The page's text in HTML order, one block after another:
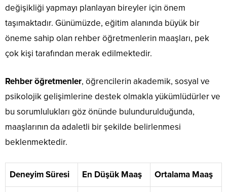
değişikliği yapmayı planlayan bireyler için önem
taşımaktadır. Günümüzde, eğitim alanında büyük bir
öneme sahip olan rehber öğretmenlerin maaşları, pek
çok kişi tarafından merak edilmektedir.
Rehber öğretmenler, öğrencilerin akademik, sosyal ve
psikolojik gelişimlerine destek olmakla yükümlüdürler ve
bu sorumlulukları göz önünde bulundurulduğunda,
maaşlarının da adaletli bir şekilde belirlenmesi
beklenmektedir.
Deneyim Süresi En Düşük Maaş Ortalama Maaş